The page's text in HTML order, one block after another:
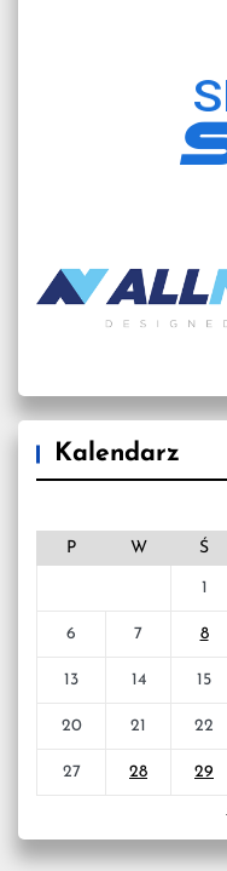
Kalendarz
P W Ś
1
6 7 8
13 14 15
20 21 22
27 28 29